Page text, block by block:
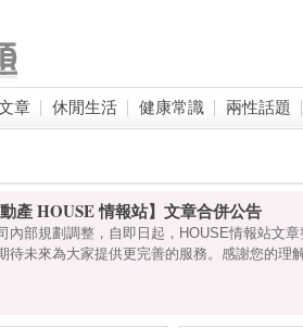
章 休閒生活 健康常識 兩性話題
動產 HOUSE 情報站】文章合併公告
內部規劃調整，自即日起，HOUSE情報站文
待未來為大家提供更完善的服務。感謝您的理